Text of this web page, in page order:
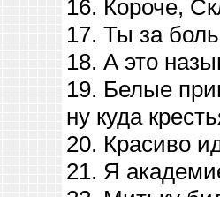
16. Короче,
17. Ты за
18. А это
19. Белые
ну куда
20. Красиво
21. Я